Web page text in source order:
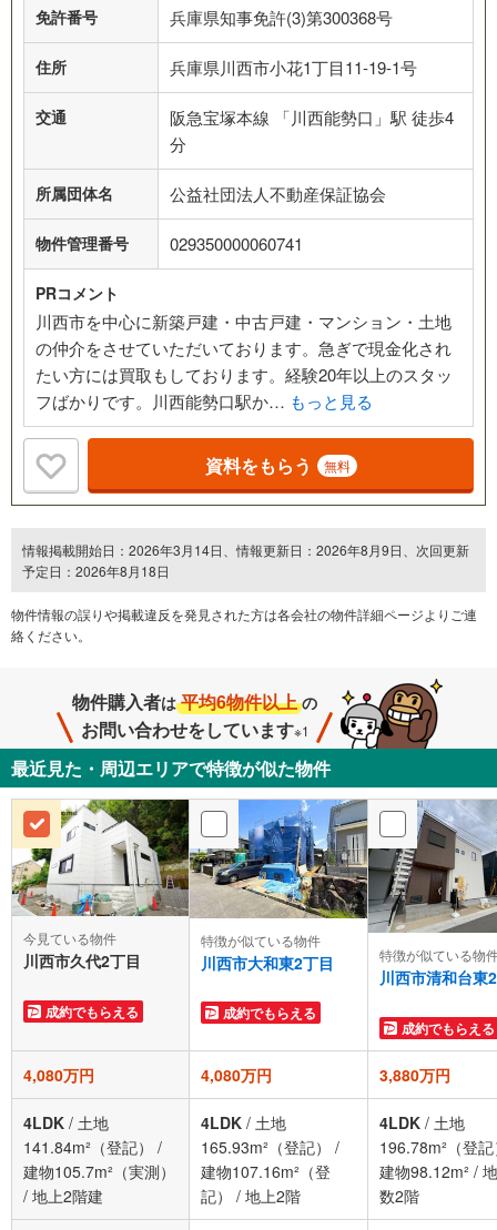
免許番号 兵庫県知事免許(3)第300368号
住所 兵庫県川西市小花1丁目11-19-1号
交通
阪急宝塚本線 「川西能勢口」駅 徒歩4
分
所属団体名 公益社団法人不動産保証協会
物件管理番号 029350000060741
PRコメント
川西市を中心に新築戸建・中古戸建・マンション・土地
の仲介をさせていただいております。急ぎで現金化され
たい方には買取もしております。経験20年以上のスタッ
フばかりです。川西能勢口駅か… もっと見る
資料をもらう 無料
情報掲載開始日：2026年3月14日、情報更新日：2026年8月9日、次回更新
予定日：2026年8月18日
物件情報の誤りや掲載違反を発⾒された方は各会社の物件詳細ページよりご連
絡ください。
物件購入者は 平均6物件以上 の
お問い合わせをしています※1
最近見た・周辺エリアで特徴が似た物件
今見ている物件
川西市久代2丁目
成約でもらえる
特徴が似ている物件
川西市大和東2丁目
成約でもらえる
特徴が似ている物
川西市清和台東
成約でもらえる
4,080万円 4,080万円 3,880万円
4LDK / 土地
141.84m²（登記）
/
建物105.7m²（実測）
/ 地上2階建
4LDK / 土地
165.93m²（登記）
/
建物107.16m²（登
記）
/ 地上2階
4LDK / 土地
196.78m²（登
建物98.12m² /
数2階